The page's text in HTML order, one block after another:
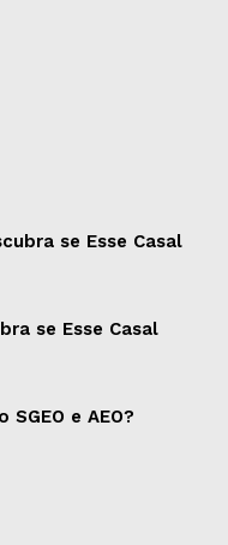
se Esse Casal
se Esse Casal
e AEO?